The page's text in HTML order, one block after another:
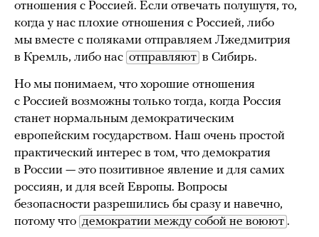
отношения с Россией. Если отвечать полушутя, то,
когда у нас плохие отношения с Россией, либо
мы вместе с поляками отправляем Лжедмитрия
в Кремль, либо нас отправляют в Сибирь.
Но мы понимаем, что хорошие отношения
с Россией возможны только тогда, когда Россия
станет нормальным демократическим
европейским государством. Наш очень простой
практический интерес в том, что демократия
в России — это позитивное явление и для самих
россиян, и для всей Европы. Вопросы
безопасности разрешились бы сразу и навечно,
потому что демократии между собой не воюют .